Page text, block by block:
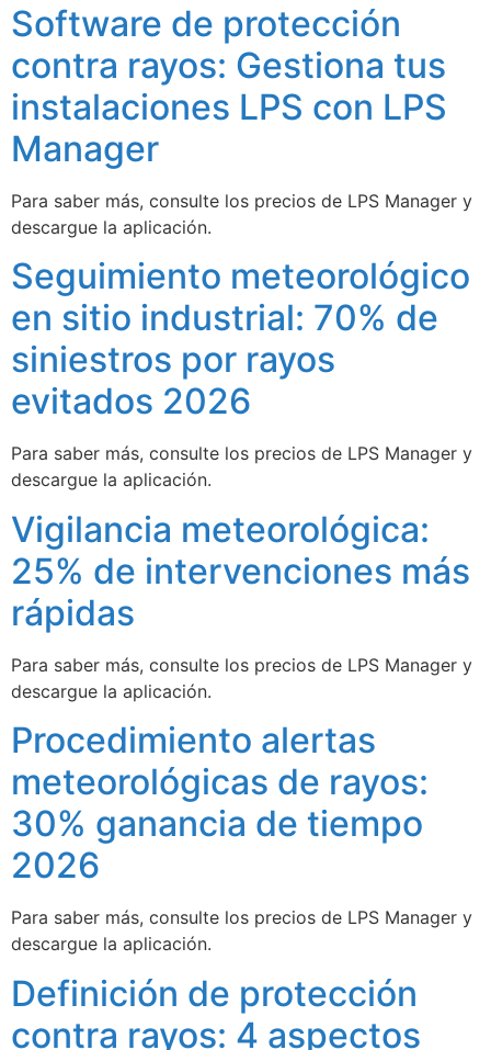
Software de protección
contra rayos: Gestiona tus
instalaciones LPS con LPS
Manager
Para saber más, consulte los precios de LPS Manager y
descargue la aplicación.
Seguimiento meteorológico
en sitio industrial: 70% de
siniestros por rayos
evitados 2026
Para saber más, consulte los precios de LPS Manager y
descargue la aplicación.
Vigilancia meteorológica:
25% de intervenciones más
rápidas
Para saber más, consulte los precios de LPS Manager y
descargue la aplicación.
Procedimiento alertas
meteorológicas de rayos:
30% ganancia de tiempo
2026
Para saber más, consulte los precios de LPS Manager y
descargue la aplicación.
Definición de protección
contra rayos: 4 aspectos